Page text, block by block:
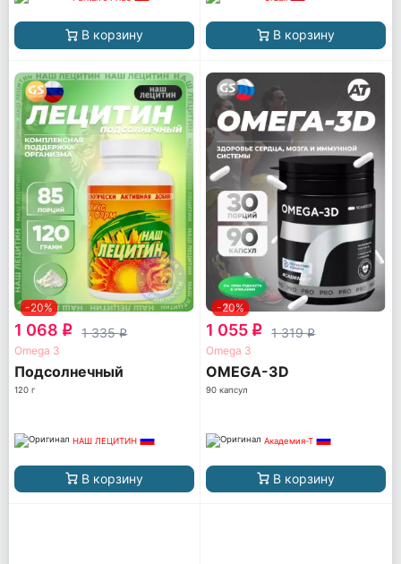
В корзину В корзину
-20%
1 068 q 1 335q
Omega 3
Подсолнечный
120 г
НАШ ЛЕЦИТИН
В корзину
-20%
1 055 q 1 319q
Omega 3
OMEGA-3D
90 капсул
Академия-Т
В корзину